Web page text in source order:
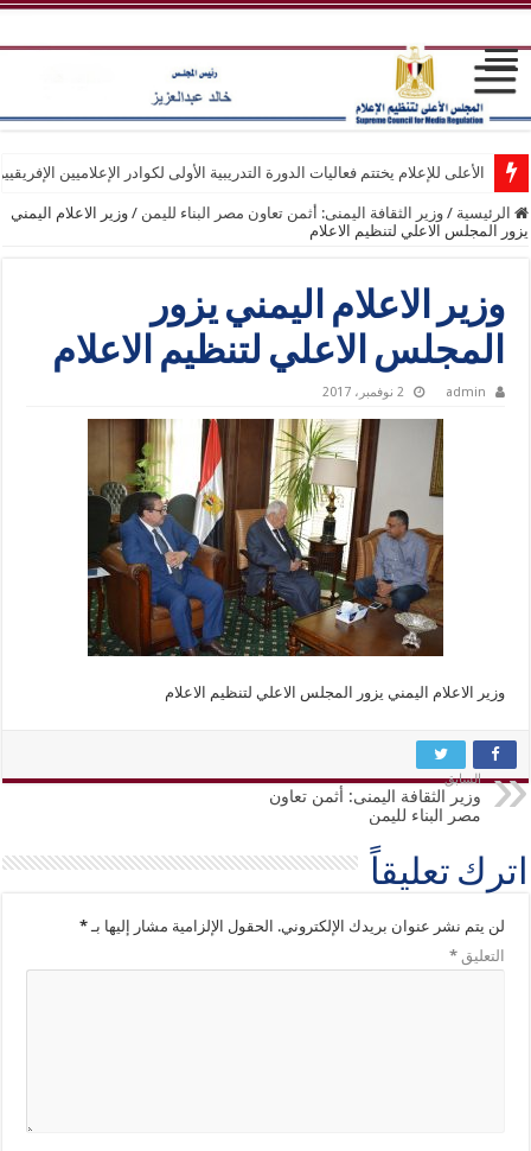
الأعلى للإعلام يختتم فعاليات الدورة التدريبية الأولى لكوادر الإعلاميين
الرئيسية / وزير الثقافة اليمنى: أثمن تعاون مصر البناء لليمن / وزير الاعلام اليمني
يزور المجلس الاعلي لتنظيم الاعلام
وزير الاعلام اليمني يزور
المجلس الاعلي لتنظيم الاعلام
admin 2 نوفمبر، 2017
وزير الاعلام اليمني يزور المجلس الاعلي لتنظيم الاعلام
السابق
وزير الثقافة اليمنى: أثمن تعاون
مصر البناء لليمن
اترك تعليقاً
لن يتم نشر عنوان بريدك الإلكتروني. الحقول الإلزامية مشار إليها بـ*
التعليق*